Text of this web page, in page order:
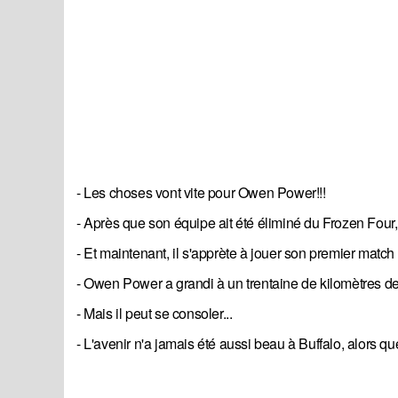
- Les choses vont vite pour Owen Power!!!
- Après que son équipe ait été éliminé du Frozen
- Et maintenant, il s'apprète à jouer son premier
- Owen Power a grandi à un trentaine de kilomètres
- Mais il peut se consoler...
- L'avenir n'a jamais été aussi beau à Buffalo, alors